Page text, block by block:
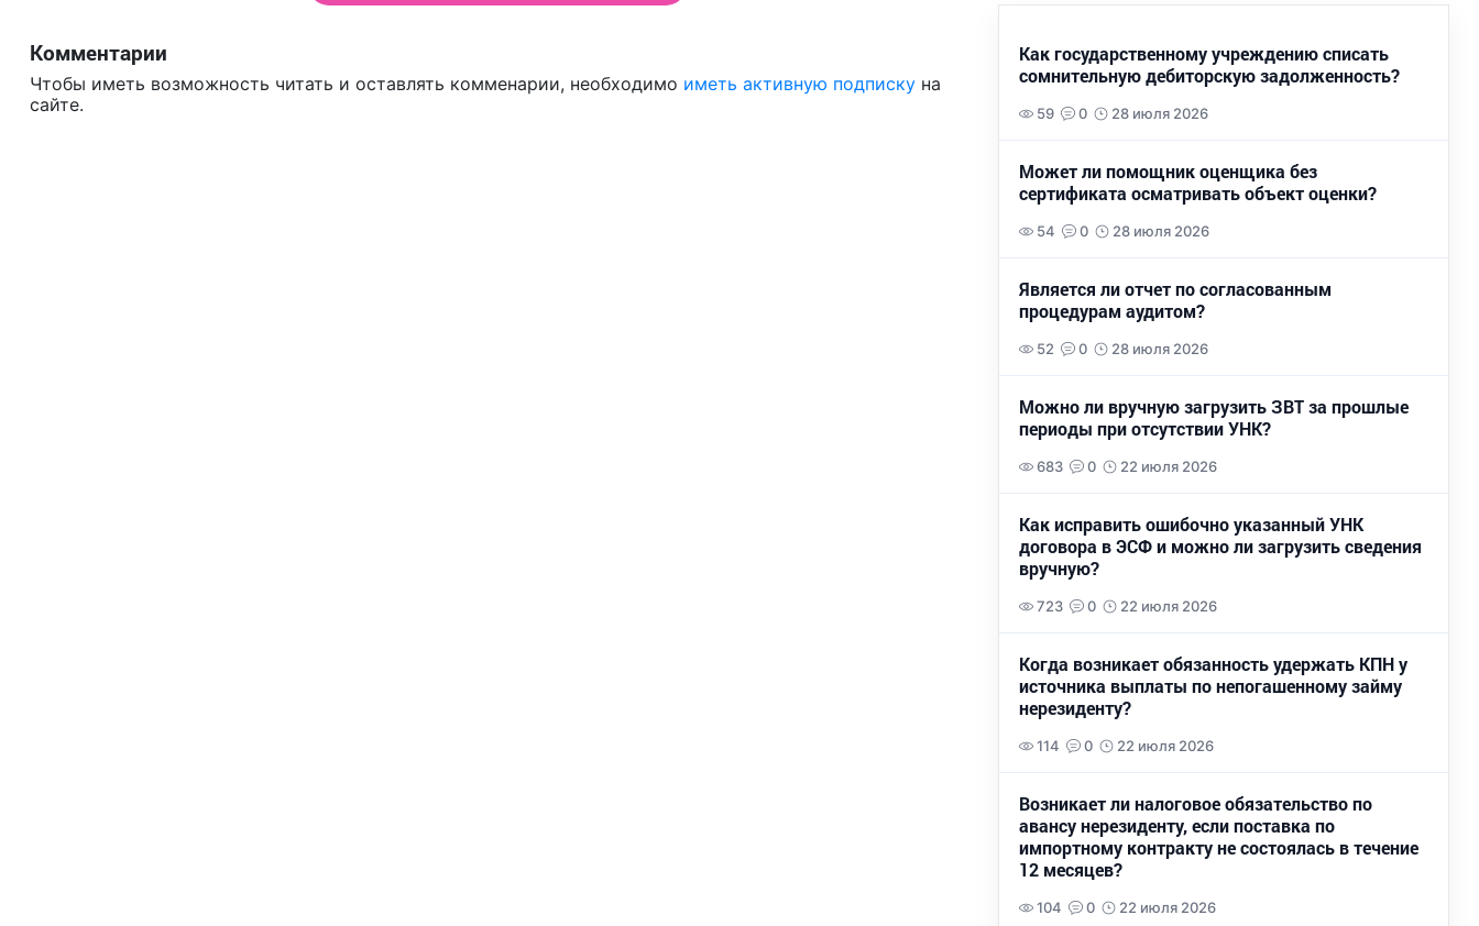
Комментарии
Чтобы иметь возможность читать и оставлять комменарии, необходимо иметь активную подписку на
сайте.
Как государственному учреждению списать
сомнительную дебиторскую задолженность?
59 0 28 июля 2026
Может ли помощник оценщика без
сертификата осматривать объект оценки?
54 0 28 июля 2026
Является ли отчет по согласованным
процедурам аудитом?
52 0 28 июля 2026
Можно ли вручную загрузить ЗВТ за прошлые
периоды при отсутствии УНК?
683 0 22 июля 2026
Как исправить ошибочно указанный УНК
договора в ЭСФ и можно ли загрузить сведения
вручную?
723 0 22 июля 2026
Когда возникает обязанность удержать КПН у
источника выплаты по непогашенному займу
нерезиденту?
114 0 22 июля 2026
Возникает ли налоговое обязательство по
авансу нерезиденту, если поставка по
импортному контракту не состоялась в течение
12 месяцев?
104 0 22 июля 2026